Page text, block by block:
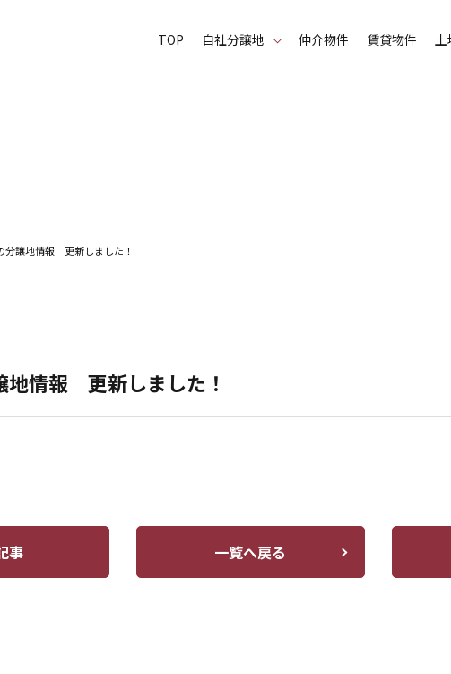
TOP ⾃社分譲地 仲介物件 賃貸物件 土
譲地情報 更新しました！
情報 更新しました！
事 一覧へ戻る